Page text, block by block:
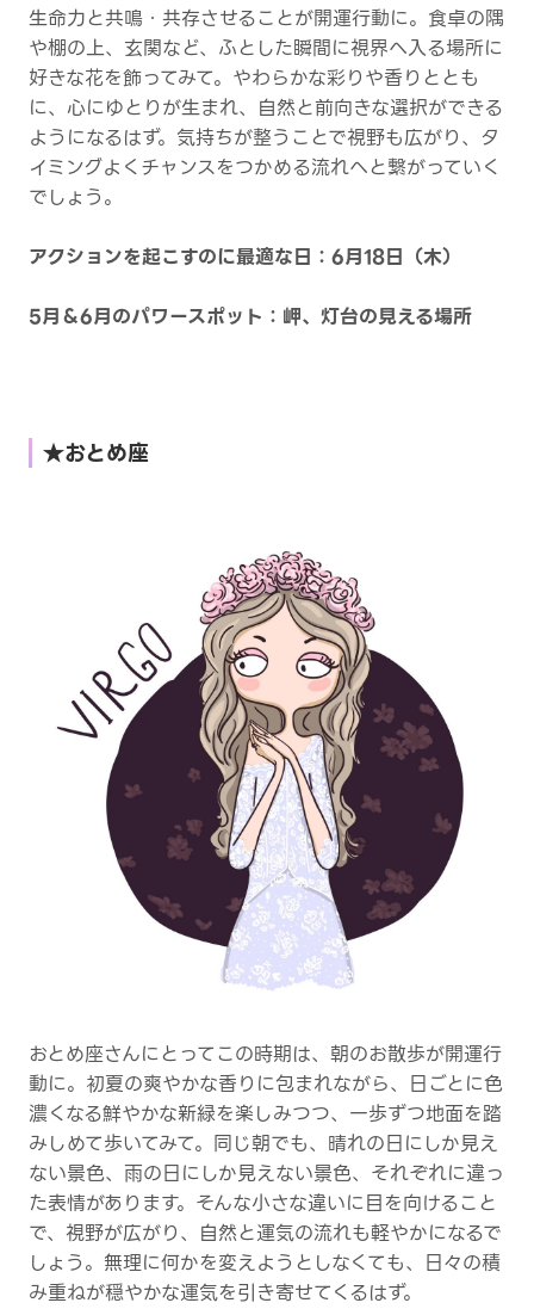
生命力と共鳴・共存させることが開運行動に。食卓の隅
や棚の上、玄関など、ふとした瞬間に視界へ入る場所に
好きな花を飾ってみて。やわらかな彩りや香りととも
に、心にゆとりが生まれ、自然と前向きな選択ができる
ようになるはず。気持ちが整うことで視野も広がり、タ
イミングよくチャンスをつかめる流れへと繋がっていく
でしょう。
アクションを起こすのに最適な日：6月18日（木）
5月＆6月のパワースポット：岬、灯台の見える場所
★おとめ座
おとめ座さんにとってこの時期は、朝のお散歩が開運行
動に。初夏の爽やかな香りに包まれながら、日ごとに色
濃くなる鮮やかな新緑を楽しみつつ、一歩ずつ地面を踏
みしめて歩いてみて。同じ朝でも、晴れの日にしか見え
ない景色、雨の日にしか見えない景色、それぞれに違っ
た表情があります。そんな小さな違いに目を向けること
で、視野が広がり、自然と運気の流れも軽やかになるで
しょう。無理に何かを変えようとしなくても、日々の積
み重ねが穏やかな運気を引き寄せてくるはず。